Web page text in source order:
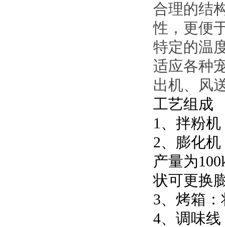
合理的结
性，更便
特定的温
适应各种
出机、风
工艺组成
1、拌粉
2、膨化
产量为
状可更换
3、 烤箱 ：
4、调味